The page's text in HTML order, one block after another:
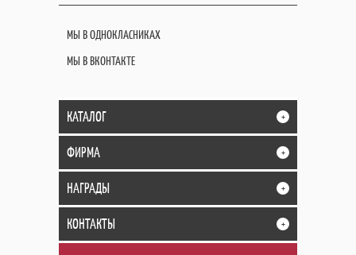
МЫ В ОДНОКЛАСНИКАХ
МЫ В ВКОНТАКТЕ
КАТАЛОГ +
ФИРМА +
НАГРАДЫ +
КОНТАКТЫ +